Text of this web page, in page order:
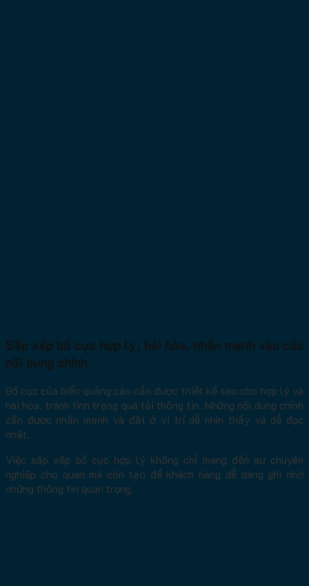
Sắp xếp bố cục hợp lý, hài hòa, nhấn mạnh vào các
nội dung chính
Bố cục của biển quảng cáo cần được thiết kế sao cho hợp lý và
hài hòa, tránh tình trạng quá tải thông tin. Những nội dung chính
cần được nhấn mạnh và đặt ở vị trí dễ nhìn thấy và dễ đọc
nhất.
Việc sắp xếp bố cục hợp lý không chỉ mang đến sự chuyên
nghiệp cho quán mà còn tạo để khách hàng dễ dàng ghi nhớ
những thông tin quan trọng.